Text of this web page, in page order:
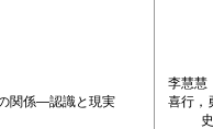
関係—認識と現実
李慧慧
喜行，
史